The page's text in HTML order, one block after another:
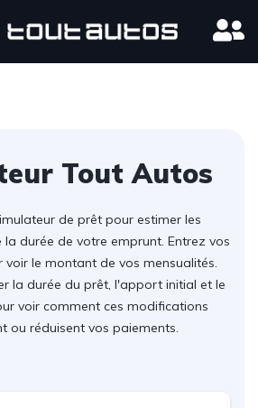
Tout Autos
de prêt pour estimer les
durée de votre emprunt. Entrez vos
le montant de vos mensualités.
la durée du prêt, l'apport initial et le
voir comment ces modifications
ou réduisent vos paiements.